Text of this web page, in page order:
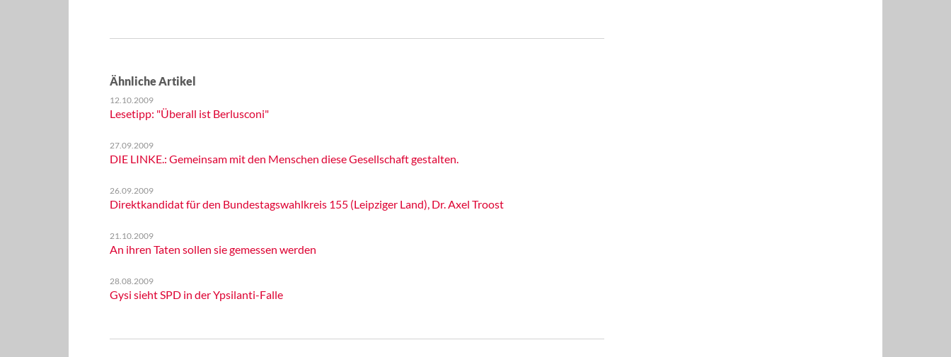
Ähnliche Artikel
12.10.2009
Lesetipp: "Überall ist Berlusconi"
27.09.2009
DIE LINKE.: Gemeinsam mit den Menschen diese Gesellschaft gestalten.
26.09.2009
Direktkandidat für den Bundestagswahlkreis 155 (Leipziger Land), Dr. Axel Troost
21.10.2009
An ihren Taten sollen sie gemessen werden
28.08.2009
Gysi sieht SPD in der Ypsilanti-Falle